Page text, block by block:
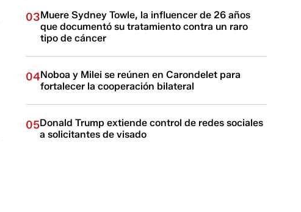
03Muere Sydney Towle, la influencer de 26 años
que documentó su tratamiento contra un raro
tipo de cáncer
04Noboa y Milei se reúnen en Carondelet para
fortalecer la cooperación bilateral
05Donald Trump extiende control de redes sociales
a solicitantes de visado